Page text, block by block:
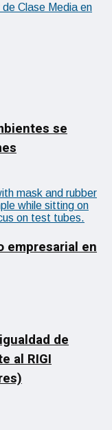
Clase Media en
se
empresarial en
de
al RIGI